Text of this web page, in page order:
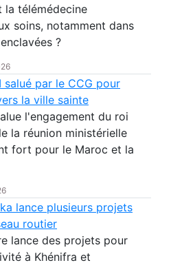
la télémédecine
soins, notamment dans
?
salué par le CCG pour
la ville sainte
l'engagement du roi
la réunion ministérielle
fort pour le Maroc et la
lance plusieurs projets
routier
lance des projets pour
à Khénifra et